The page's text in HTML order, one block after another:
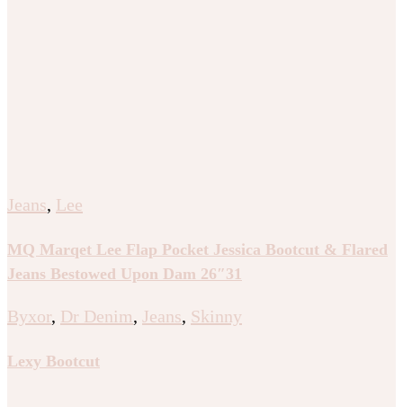
Jeans, Lee
MQ Marqet Lee Flap Pocket Jessica Bootcut & Flared
Jeans Bestowed Upon Dam 26″31
Byxor, Dr Denim, Jeans, Skinny
Lexy Bootcut